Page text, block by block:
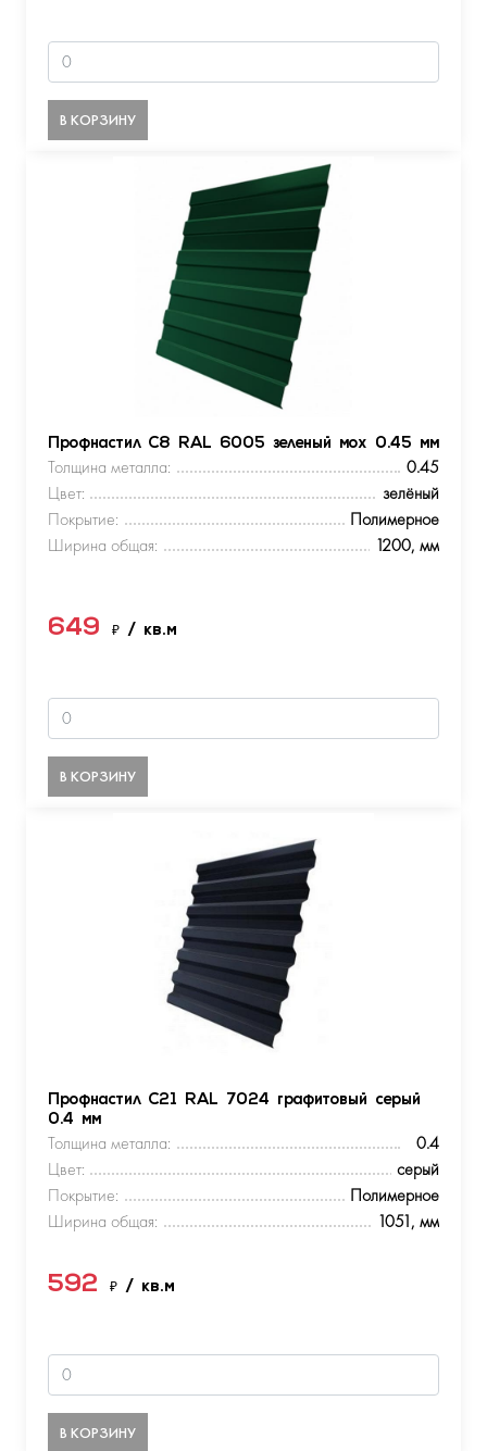
В КОРЗИНУ
Профнастил С8 RAL 6005 зеленый мох 0.45 мм
Толщина металла:
0.45
Цвет:
зелёный
Покрытие:
Полимерное
Ширина общая:
1200, мм
649 ₽ / кв.м
В КОРЗИНУ
Профнастил С21 RAL 7024 графитовый серый
0.4 мм
Толщина металла:
0.4
Цвет:
серый
Покрытие:
Полимерное
Ширина общая:
1051, мм
592 ₽ / кв.м
В КОРЗИНУ